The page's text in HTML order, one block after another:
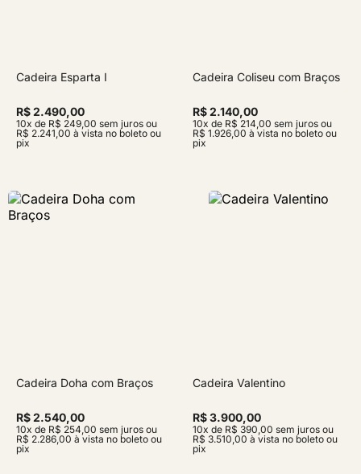
Cadeira Esparta I
R$ 2.490,00
10x de R$ 249,00 sem juros ou
R$ 2.241,00 à vista no boleto ou
pix
Cadeira Coliseu com Braços
R$ 2.140,00
10x de R$ 214,00 sem juros ou
R$ 1.926,00 à vista no boleto ou
pix
Cadeira Doha com Braços
R$ 2.540,00
10x de R$ 254,00 sem juros ou
R$ 2.286,00 à vista no boleto ou
pix
Cadeira Valentino
R$ 3.900,00
10x de R$ 390,00 sem juros ou
R$ 3.510,00 à vista no boleto ou
pix